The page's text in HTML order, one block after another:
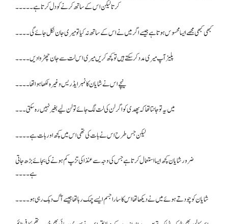
کرتا لیکن اس کے ساتھ کرنے کو دل کرتا ہے۔۔۔۔۔
کبھی کبھی مجھے ایسا محسوس ہوتا ہے جیسے اگر میں نے اس کے ساتھ نہ کیا تو میری جان نکل جائے گی۔۔۔۔
پلیز آپ میری مدد کر سکتے ہیں تو کچھ کریں میری اس لت سے جان چھڑوا دیں۔۔۔۔
نیچے اس نے شایان کا نمبر ایڈریس وغیرہ لکھا ہوا تھا۔۔۔۔
میں یہ تو جانتا تھا کہ پھدی کو اگر لن کی لت لگ جائے تو لن لیے بغیر نہیں رہ سکتی۔۔۔
لیکن جس طرح اس نے بات کی تھی اس میں کچھ اور بات ہے ۔۔۔۔
ضرور شایان کچھ ایسا استعمال کرتا ہے جس کی وجہ سے عنذا کی تڑپ کم ہونے کی بجائے بڑھ جاتی
ہے۔۔۔۔
شایان کو چودتے ہوئے میں نے دیکھا تھا اس کا سارا جسم ایسے چمک رہا تھا جیسے آگ دہک رہی ہو۔۔۔۔